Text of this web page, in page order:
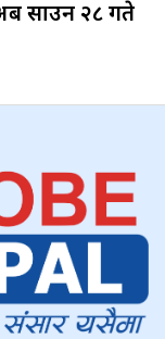
साउन २८ गते